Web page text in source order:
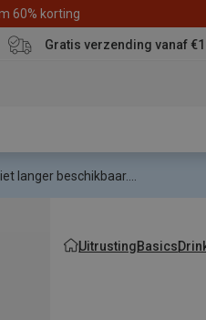
60% korting
Gratis verzending vanaf
langer beschikbaar....
UitrustingBasics